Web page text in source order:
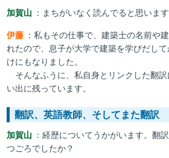
加賀山 ：まちがいなく読んでると思います
伊藤 ：私もその仕事で、建築士の名前や
れたので、息子が大学で建築を学びだし
けにもなりました。
そんなふうに、私自身とリンクした翻
い出に残っています。
翻訳、英語教師、そしてまた翻訳
加賀山 ：経歴についてうかがいます。翻
つごろでしたか？